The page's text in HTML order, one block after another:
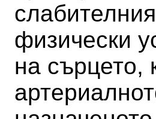
физически
на сърцето,